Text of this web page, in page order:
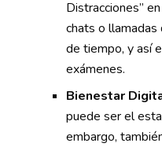
Distracciones”
chats o llamadas
de tiempo, y así
exámenes.
Bienestar
puede ser el
embargo,